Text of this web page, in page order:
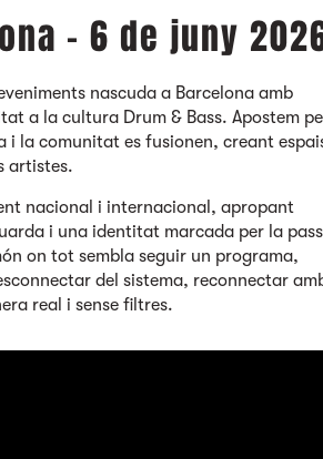
- 6 de juny
nascuda a Barcelona amb
a la cultura Drum & Bass. Apostem
i la comunitat es fusionen, creant
artistes.
nacional i internacional, apropant
i una identitat marcada per la
on tot sembla seguir un programa,
del sistema, reconnectar
real i sense filtres.